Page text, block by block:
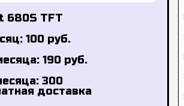
680S TFT
100 руб.
190 руб.
300
доставка